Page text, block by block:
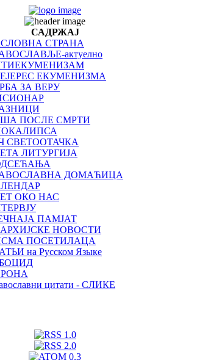
САДРЖАЈ
СТРАНА
актуелно
ЕКУМЕНИЗМА
ЗА ВЕРУ
ПОСЛЕ СМРТИ
СВЕТООТАЧКА
ЛИТУРГИЈА
ДОМАЋИЦА
ОКО НАС
ПАМЈАТ
НОВОСТИ
ПОСЕТИЛАЦА
на Русском Языке
цитати - СЛИКЕ